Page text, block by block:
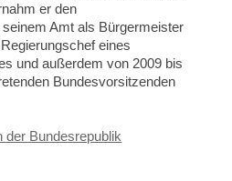
er den
seinem Amt als Bürgermeister
eines
und außerdem von 2009 bis
Bundesvorsitzenden
der Bundesrepublik